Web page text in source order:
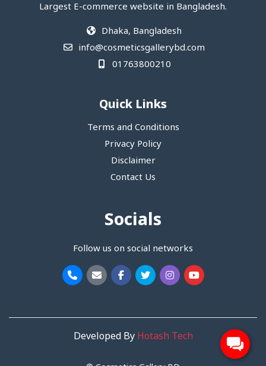
Largest E-commerce website in Bangladesh.
Dhaka, Bangladesh
info@cosmeticsgallerybd.com
01763800210
Quick Links
Terms and Conditions
Privacy Policy
Disclaimer
Contact Us
Socials
Follow us on social networks
Developed By Hotash Tech